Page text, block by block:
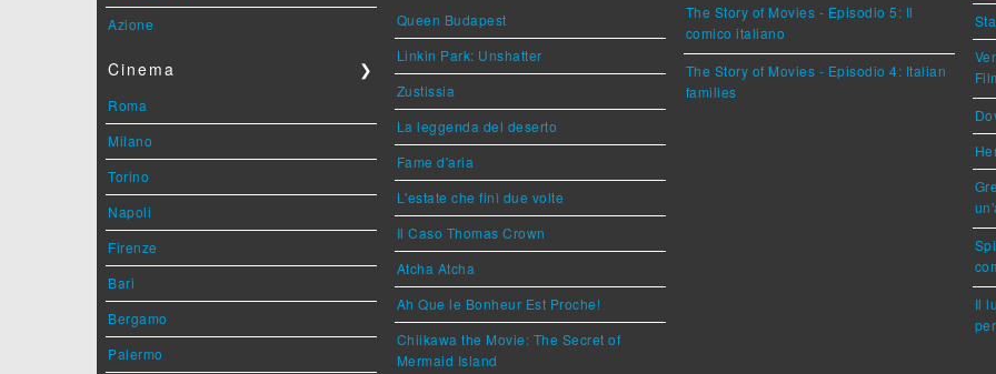
Azione
Cinema ❯
Roma
Milano
Torino
Napoli
Firenze
Bari
Bergamo
Palermo
Queen Budapest
Linkin Park: Unshatter
Zustissia
La leggenda del deserto
Fame d'aria
L'estate che finì due volte
Il Caso Thomas Crown
Atcha Atcha
Ah Que le Bonheur Est Proche!
Chiikawa the Movie: The Secret of
Mermaid Island
The Story of Movies - Episodio 5: Il
comico italiano
The Story of Movies - Episodio 4: Italian
families
Il